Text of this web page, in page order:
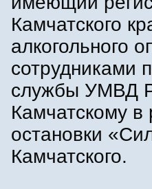
Камчатского
алкогольного
сотрудниками
службы УМВД
Камчатскому в
остановки
Камчатского.